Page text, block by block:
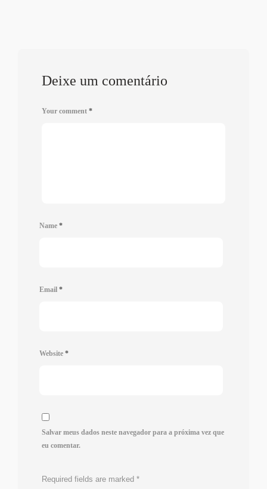
Deixe um comentário
Your comment *
Name *
Email *
Website *
Salvar meus dados neste navegador para a próxima vez que
eu comentar.
Required fields are marked *